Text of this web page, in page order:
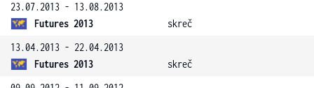
23.07.2013 - 13.08.2013
Futures 2013
skreč
13.04.2013 - 22.04.2013
Futures 2013
skreč